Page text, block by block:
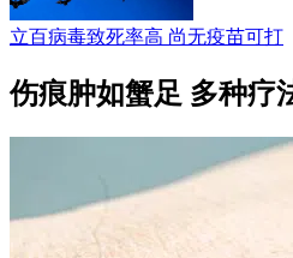
立百病毒致死率高 尚无疫苗可打
伤痕肿如蟹足 多种疗